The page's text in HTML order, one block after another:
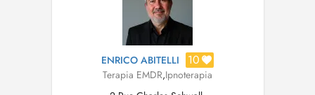
ENRICO ABITELLI 10
Terapia EMDR,Ipnoterapia